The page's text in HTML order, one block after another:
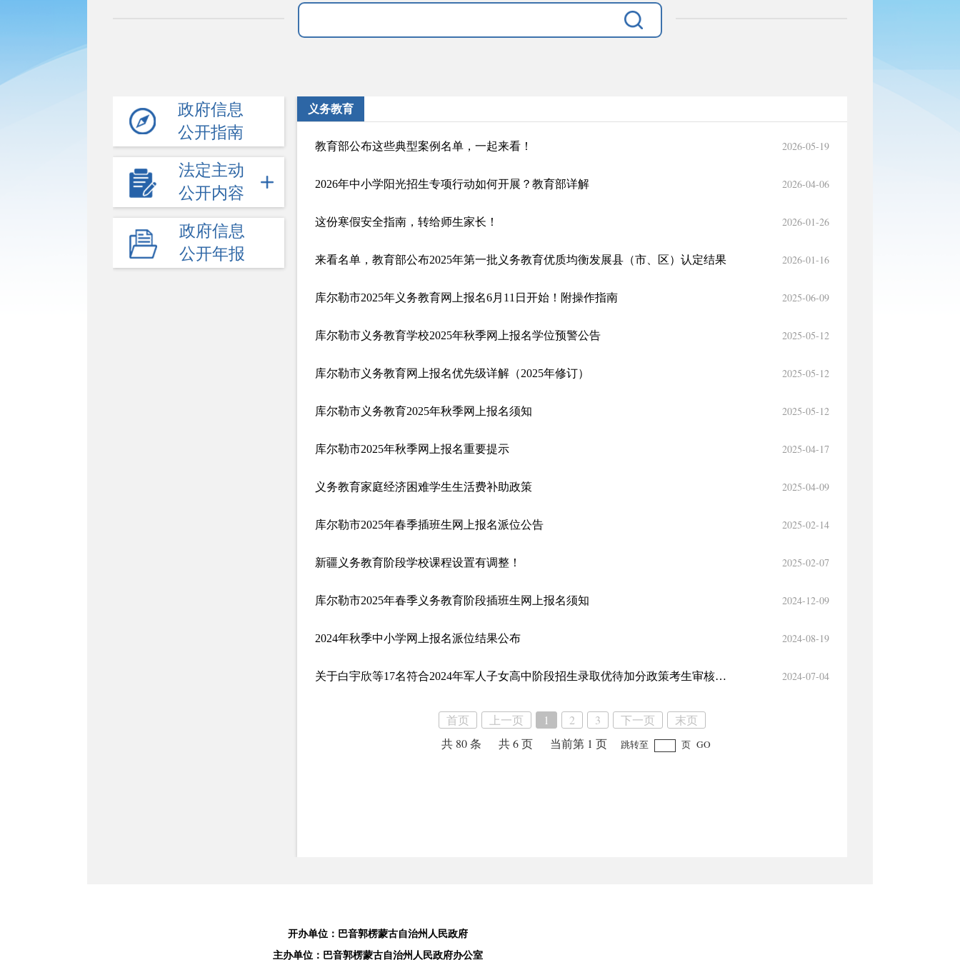
政府信息
公开指南
法定主动
公开内容
政府信息
公开年报
义务教育
教育部公布这些典型案例名单，一起来看！ 2026-05-19
2026年中小学阳光招生专项行动如何开展？教育部详解 2026-04-06
这份寒假安全指南，转给师生家长！ 2026-01-26
来看名单，教育部公布2025年第一批义务教育优质均衡发展县（市、区）认定结果 2026-01-16
库尔勒市2025年义务教育网上报名6月11日开始！附操作指南 2025-06-09
库尔勒市义务教育学校2025年秋季网上报名学位预警公告 2025-05-12
库尔勒市义务教育网上报名优先级详解（2025年修订） 2025-05-12
库尔勒市义务教育2025年秋季网上报名须知 2025-05-12
库尔勒市2025年秋季网上报名重要提示 2025-04-17
义务教育家庭经济困难学生生活费补助政策 2025-04-09
库尔勒市2025年春季插班生网上报名派位公告 2025-02-14
新疆义务教育阶段学校课程设置有调整！ 2025-02-07
库尔勒市2025年春季义务教育阶段插班生网上报名须知 2024-12-09
2024年秋季中小学网上报名派位结果公布 2024-08-19
关于白宇欣等17名符合2024年军人子女高中阶段招生录取优待加分政策考生审核结果的公示 2024-07-04
首页 上一页 1 2 3 下一页
末页
共 80 条
共 6 页 当前第 1 页 跳转至 页 GO
开办单位：巴音郭楞蒙古自治州人民政府
主办单位：巴音郭楞蒙古自治州人民政府办公室